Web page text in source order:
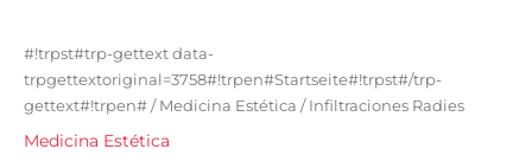
#!trpst#trp-gettext data-
trpgettextoriginal=3758#!trpen#Startseite#!trpst#/trp-
gettext#!trpen# / Medicina Estética / Infiltraciones Radies
Medicina Estética